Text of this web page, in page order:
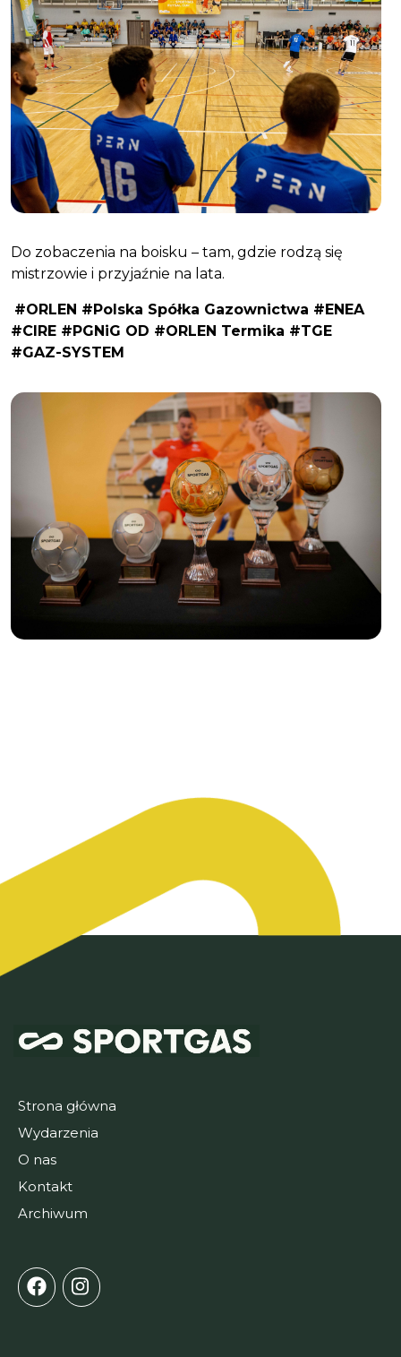
Do zobaczenia na boisku – tam, gdzie rodzą się
mistrzowie i przyjaźnie na lata.
#ORLEN #Polska Spółka Gazownictwa #ENEA
#CIRE #PGNiG OD #ORLEN Termika #TGE
#GAZ-SYSTEM
Strona główna
Wydarzenia
O nas
Kontakt
Archiwum